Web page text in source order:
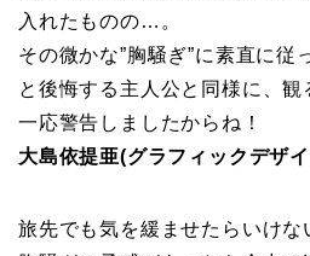
入れたものの…。
その微かな”胸騒ぎ”に素直に従
と後悔する主人公と同様に、
一応警告しましたからね！
大島依提亜(グラフィックデザ
旅先でも気を緩ませたらいけな